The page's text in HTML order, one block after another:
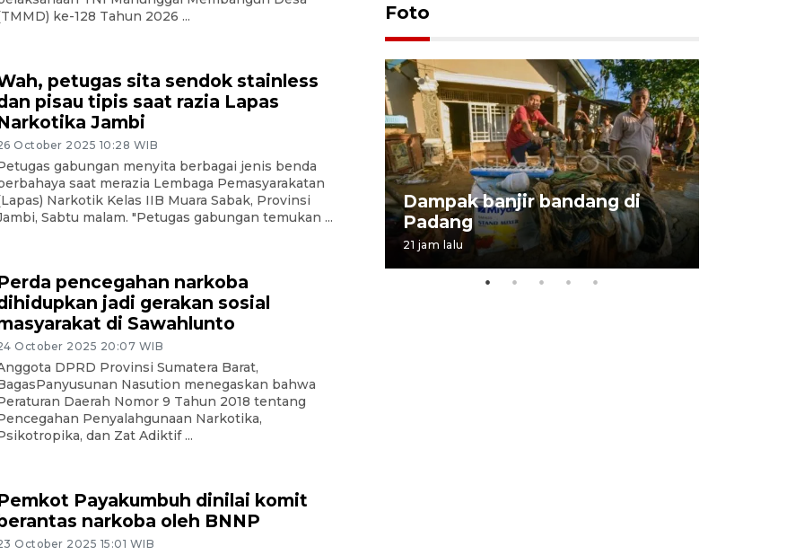
ke-128 Tahun 2026 ...
petugas sita sendok stainless
pisau tipis saat razia Lapas
Jambi
October 2025 10:28 WIB
gabungan menyita berbagai jenis benda
saat merazia Lembaga Pemasyarakatan
Narkotik Kelas IIB Muara Sabak, Provinsi
Sabtu malam. "Petugas gabungan temukan ...
pencegahan narkoba
jadi gerakan sosial
di Sawahlunto
October 2025 20:07 WIB
DPRD Provinsi Sumatera Barat,
Nasution menegaskan bahwa
Daerah Nomor 9 Tahun 2018 tentang
Penyalahgunaan Narkotika,
dan Zat Adiktif ...
Payakumbuh dinilai komit
narkoba oleh BNNP
October 2025 15:01 WIB
Foto
Pemerintah dorong upaya
pembentukan wilayah
pertambangan rakyat
Dampak banjir bandang di
Padang
21 jam lalu